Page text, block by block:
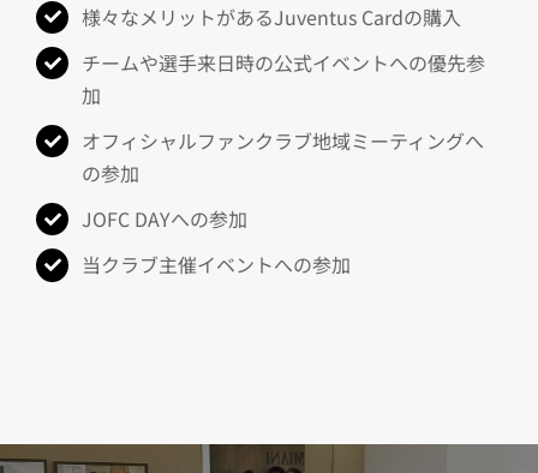
様々なメリットがあるJuventus Cardの購入
チームや選手来日時の公式イベントへの優先参
加
オフィシャルファンクラブ地域ミーティングへ
の参加
JOFC DAYへの参加
当クラブ主催イベントへの参加